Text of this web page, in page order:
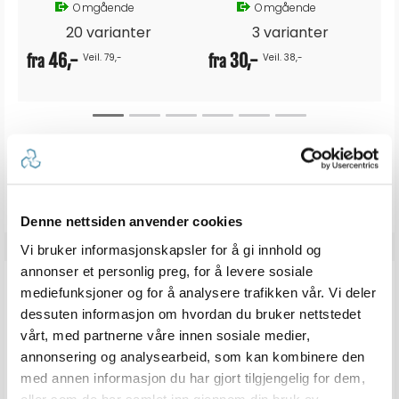
Denne nettsiden anvender cookies
Vi bruker informasjonskapsler for å gi innhold og
annonser et personlig preg, for å levere sosiale
mediefunksjoner og for å analysere trafikken vår. Vi deler
dessuten informasjon om hvordan du bruker nettstedet
vårt, med partnerne våre innen sosiale medier,
annonsering og analysearbeid, som kan kombinere den
med annen informasjon du har gjort tilgjengelig for dem,
Omgående
20 varianter
fra46,- Veil. 79,-
Omgående
3 varianter
fra30,- Veil. 38,-
Produkter som vises her, er produkter som andre kjøpte
sammen med denne varen, og har nødvendigvis ingen
ANMELDELSER
Karakter: 5 av 5 mulige
stemmer
Karakter: 4 av 5 mulige
2stemmer
Karakter: 3 av 5 mulige
0stemmer
Karakter: 2 av 5 mulige
0 stemmer
4.8
Karakter:
Basert på 8 stemmer og